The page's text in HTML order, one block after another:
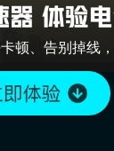
顿、告别掉线